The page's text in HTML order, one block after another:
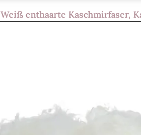
Weiß enthaarte Kaschmirfaser,